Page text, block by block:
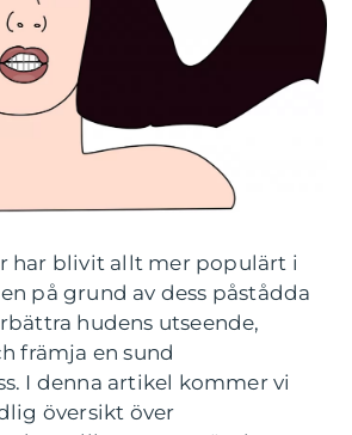
har blivit allt mer populärt i
på grund av dess påstådda
hudens utseende,
främja en sund
I denna artikel kommer vi
översikt över